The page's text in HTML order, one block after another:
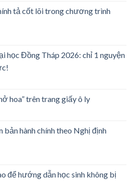
tả cốt lõi trong chương trình
học Đồng Tháp 2026: chỉ 1 nguyện
hoa” trên trang giấy ô ly
bản hành chính theo Nghị định
để hướng dẫn học sinh không bị